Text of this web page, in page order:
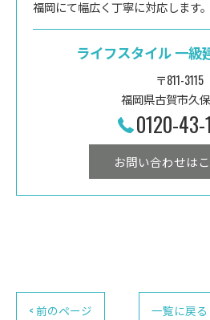
福岡にて幅広く丁寧に対応します。
ライフスタイル 一級
〒811-3115
福岡県古賀市久保
0120-43-
お問い合わせは
< 前のページ 一覧に戻る